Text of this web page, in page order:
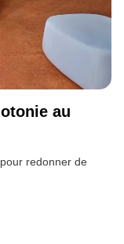
au
redonner de